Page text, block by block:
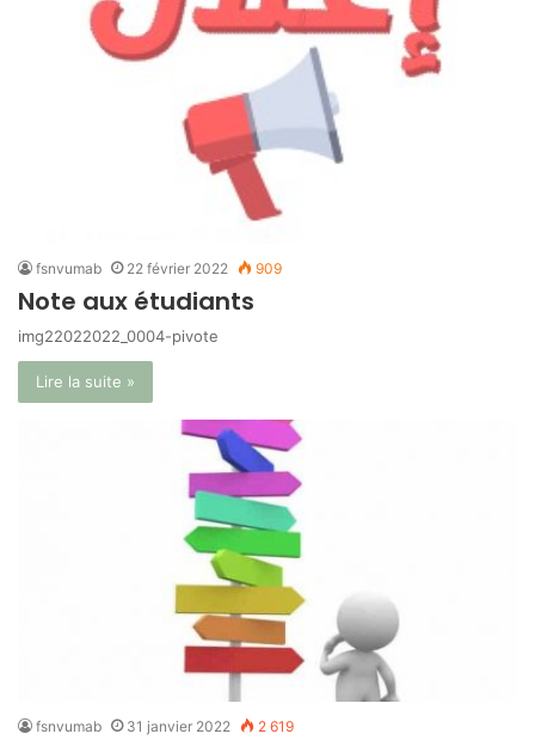
fsnvumab 22 février 2022 909
Note aux étudiants
img22022022_0004-pivote
Lire la suite »
fsnvumab 31 janvier 2022 2 619